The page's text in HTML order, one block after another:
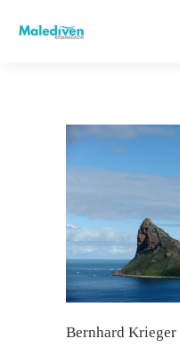
Bernhard Krieger